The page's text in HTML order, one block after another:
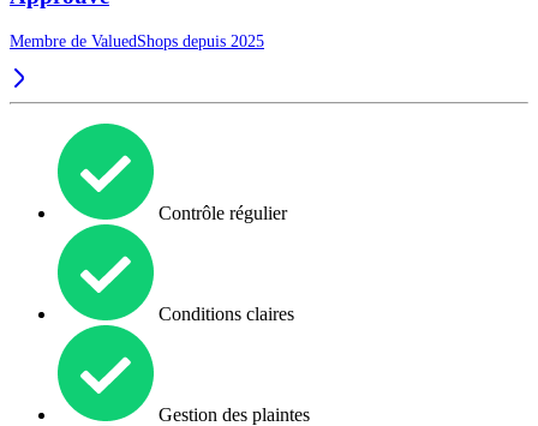
Membre de ValuedShops depuis 2025
Contrôle régulier
Conditions claires
Gestion des plaintes